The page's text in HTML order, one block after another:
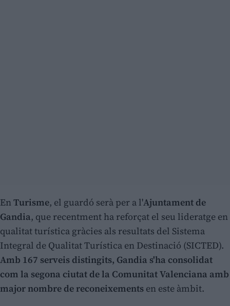
EnTurisme, el guardó serà per a l'Ajuntament de
Gandia, que recentment ha reforçat el seu lideratge en
qualitat turística gràcies als resultats del Sistema
Integral de Qualitat Turística en Destinació (SICTED).
Amb 167 serveis distingits, Gandia s'ha consolidat
com la segona ciutat de la Comunitat Valenciana amb
major nombre de reconeixements en este àmbit.